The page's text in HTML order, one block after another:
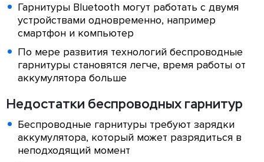
Гарнитуры Bluetooth могут работать с двумя
устройствами одновременно, например
смартфон и компьютер
По мере развития технологий беспроводные
гарнитуры становятся легче, время работы от
аккумулятора больше
Недостатки беспроводных гарнитур
Беспроводные гарнитуры требуют зарядки
аккумулятора, который может разрядиться в
неподходящий момент